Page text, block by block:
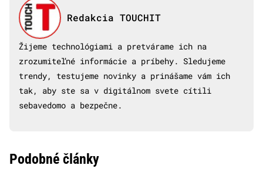
Redakcia TOUCHIT
Žijeme technológiami a pretvárame ich na
zrozumiteľné informácie a príbehy. Sledujeme
trendy, testujeme novinky a prinášame vám ich
tak, aby ste sa v digitálnom svete cítili
sebavedomo a bezpečne.
Podobné články